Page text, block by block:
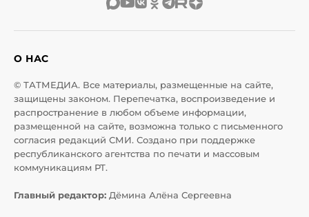
О НАС
© ТАТМЕДИА. Все материалы, размещенные на сайте,
защищены законом. Перепечатка, воспроизведение и
распространение в любом объеме информации,
размещенной на сайте, возможна только с письменного
согласия редакций СМИ. Создано при поддержке
республиканского агентства по печати и массовым
коммуникациям РТ.
Главный редактор: Дёмина Алёна Сергеевна